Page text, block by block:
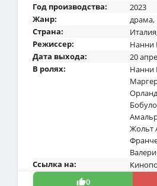
Год производства:
2023
Жанр:
драма,
Страна:
Италия
Режиссер:
Нанни
Дата выхода:
20
В ролях:
Нанни
Жольт
Ссылка на:
0